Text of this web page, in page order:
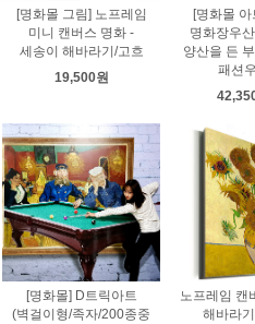
[명화몰 그림] 노프레임
미니 캔버스 명화 -
세송이 해바라기/고흐
19,500원
[명화몰
명화장우
양산을 든
패션
[명화몰] D트릭아트
(벽걸이형/족자/200종중
노프레임 캔
해바라